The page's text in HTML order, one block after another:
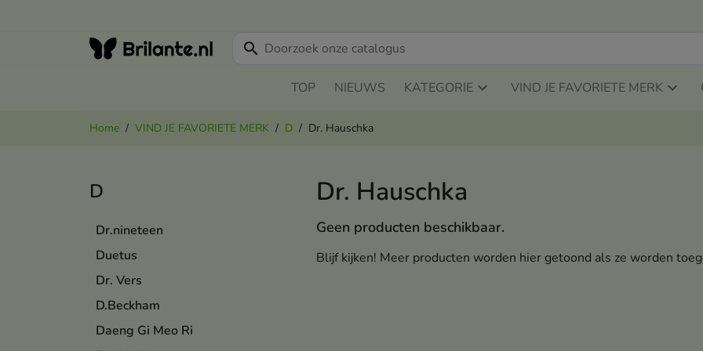
search
TOP NIEUWS KATEGORIE VIND JE FAVORIETE MERK
Home VIND JE FAVORIETE MERK D Dr. Hauschka
D
Dr.nineteen
Duetus
Dr. Vers
D.Beckham
Daeng Gi Meo Ri
Dr. Hauschka
Geen producten beschikbaar.
Blijf kijken! Meer producten worden hier getoond als ze worden